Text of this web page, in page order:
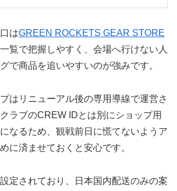
はGREEN ROCKETS GEAR STORE
覧で把握しやすく、会場へ行けない人
で商品を追いやすいのが強みです。
はリニューアル後の専用導線で運営さ
ラブのCREW IDとは別にショップ用
なるため、観戦前日に慌てないようア
に済ませておくと安心です。
定されており、日本国内配送のみの案